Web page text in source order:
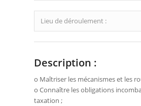
Lieu de déroulement :
Description :
o Maîtriser les mécanismes et les
o Connaître les obligations
taxation ;